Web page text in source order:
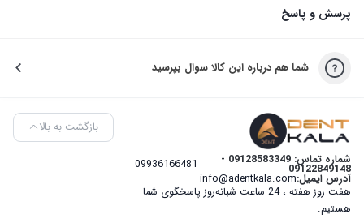
پرسش و پاسخ
شما هم درباره این کالا سوال بپرسید
شماره تماس: 09128583349 -
09122849148
09936166481
آدرس ایمیل:info@adentkala.com
هفت روز هفته ، 24 ساعت شبانه‌روز پاسخگوی شما
هستیم.
بازگشت به بالا